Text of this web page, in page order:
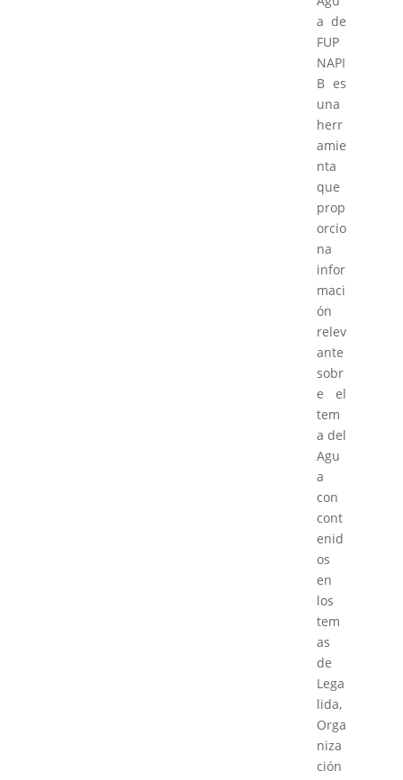
a de
FUP
NAPI
B es
una
herr
amie
nta
que
prop
orcio
na
infor
maci
ón
relev
ante
sobr
e el
tem
a del
Agu
a
con
cont
enid
os
en
los
tem
as
de
Lega
lida,
Orga
niza
ción